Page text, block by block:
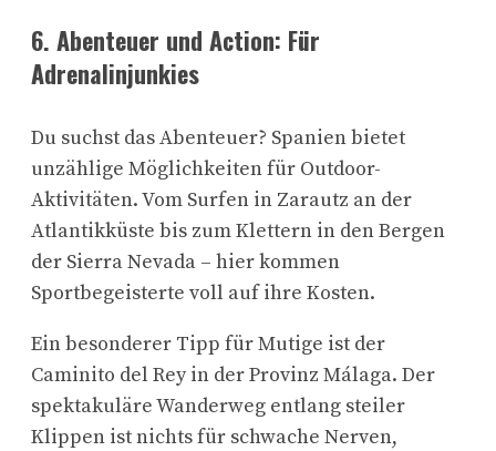
6. Abenteuer und Action: Für
Adrenalinjunkies
Du suchst das Abenteuer? Spanien bietet
unzählige Möglichkeiten für Outdoor-
Aktivitäten. Vom Surfen in Zarautz an der
Atlantikküste bis zum Klettern in den Bergen
der Sierra Nevada – hier kommen
Sportbegeisterte voll auf ihre Kosten.
Ein besonderer Tipp für Mutige ist der
Caminito del Rey in der Provinz Málaga. Der
spektakuläre Wanderweg entlang steiler
Klippen ist nichts für schwache Nerven,